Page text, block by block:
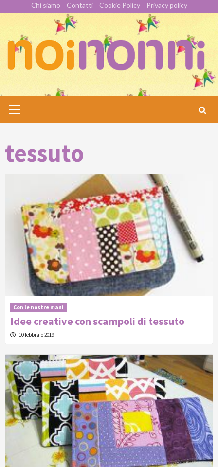
content
Chi siamo Contatti Cookie Policy Privacy policy
Menu
tessuto
Con le nostre mani
Idee creative con scampoli di tessuto
10 febbraio 2019